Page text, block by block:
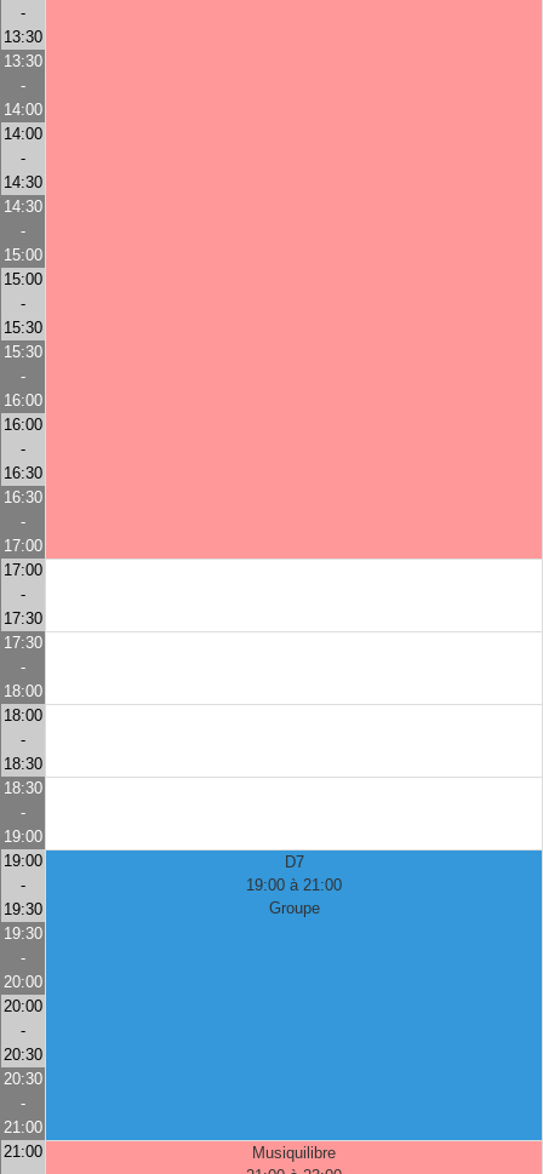
-
13:30
13:30
-
14:00
14:00
-
14:30
14:30
-
15:00
15:00
-
15:30
15:30
-
16:00
16:00
-
16:30
16:30
-
17:00
17:00
-
17:30
17:30
-
18:00
18:00
-
18:30
18:30
-
19:00
19:00
-
19:30
D7
19:00 à 21:00
Groupe
19:30
-
20:00
20:00
-
20:30
20:30
-
21:00
21:00
Musiquilibre